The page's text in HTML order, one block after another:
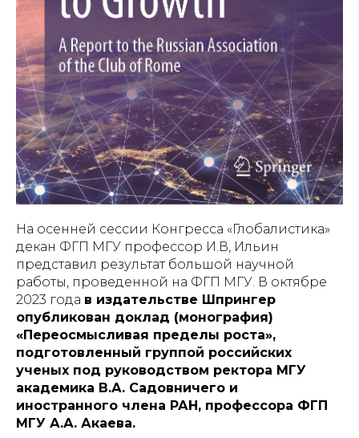
На осенней сессии Конгресса «Глобалистика»
декан ФГП МГУ профессор И.В, Ильин
представил результат большой научной
работы, проведенной на ФГП МГУ. В октябре
2023 года в издательстве Шпрингер
опубликован доклад (монография)
«Переосмысливая пределы роста»,
подготовленный группой российских
ученых под руководством ректора МГУ
академика В.А. Садовничего и
иностранного члена РАН, профессора ФГП
МГУ А.А. Акаева.